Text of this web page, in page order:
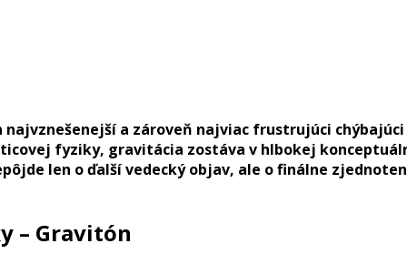
a zároveň najviac frustrujúci
fyziky, gravitácia zostáva v hlbokej
len o ďalší vedecký objav, ale o finálne
– Gravitón